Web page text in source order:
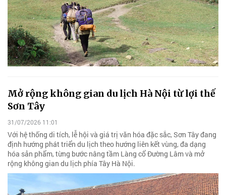
Mở rộng không gian du lịch Hà Nội từ lợi thế
Sơn Tây
31/07/2026 11:01
Với hệ thống di tích, lễ hội và giá trị văn hóa đặc sắc, Sơn Tây đang
định hướng phát triển du lịch theo hướng liên kết vùng, đa dạng
hóa sản phẩm, từng bước nâng tầm Làng cổ Đường Lâm và mở
rộng không gian du lịch phía Tây Hà Nội.